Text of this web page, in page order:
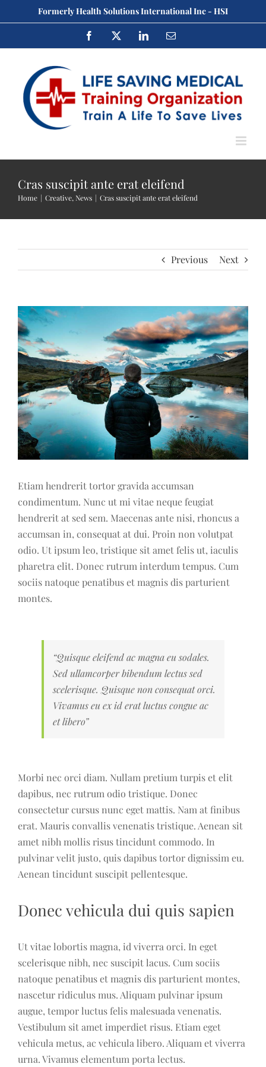
to
Formerly Health Solutions International Inc - HSI
Facebook LinkedInEmail
Cras suscipit ante erat eleifend
Home Creative News Cras suscipit ante erat eleifend
Previous Next
View
Larger
Image
Etiam hendrerit tortor gravida accumsan
condimentum. Nunc ut mi vitae neque feugiat
hendrerit at sed sem. Maecenas ante nisi, rhoncus a
accumsan in, consequat at dui. Proin non volutpat
odio. Ut ipsum leo, tristique sit amet felis ut, iaculis
pharetra elit. Donec rutrum interdum tempus. Cum
sociis natoque penatibus et magnis dis parturient
montes.
“Quisque eleifend ac magna eu sodales.
Sed ullamcorper bibendum lectus sed
scelerisque. Quisque non consequat orci.
Vivamus eu ex id erat luctus congue ac
et libero”
Morbi nec orci diam. Nullam pretium turpis et elit
dapibus, nec rutrum odio tristique. Donec
consectetur cursus nunc eget mattis. Nam at finibus
erat. Mauris convallis venenatis tristique. Aenean sit
amet nibh mollis risus tincidunt commodo. In
pulvinar velit justo, quis dapibus tortor dignissim eu.
Aenean tincidunt suscipit pellentesque.
Donec vehicula dui quis sapien
Ut vitae lobortis magna, id viverra orci. In eget
scelerisque nibh, nec suscipit lacus. Cum sociis
natoque penatibus et magnis dis parturient montes,
nascetur ridiculus mus. Aliquam pulvinar ipsum
augue, tempor luctus felis malesuada venenatis.
Vestibulum sit amet imperdiet risus. Etiam eget
vehicula metus, ac vehicula libero. Aliquam et viverra
urna. Vivamus elementum porta lectus.